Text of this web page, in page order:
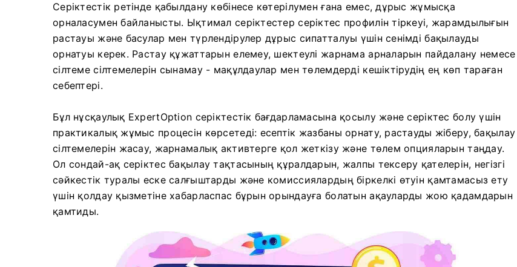
Серіктестік ретінде қабылдану көбінесе көтерілумен ғана емес, дұрыс жұмысқа
орналасумен байланысты. Ықтимал серіктестер серіктес профилін тіркеуі, жарамдылығын
растауы және басулар мен түрлендірулер дұрыс сипатталуы үшін сенімді бақылауды
орнатуы керек. Растау құжаттарын елемеу, шектеулі жарнама арналарын пайдалану немесе
сілтеме сілтемелерін сынамау - мақұлдаулар мен төлемдерді кешіктірудің ең көп тараған
себептері.
Бұл нұсқаулық ExpertOption серіктестік бағдарламасына қосылу және серіктес болу үшін
практикалық жұмыс процесін көрсетеді: есептік жазбаны орнату, растауды жіберу, бақылау
сілтемелерін жасау, жарнамалық активтерге қол жеткізу және төлем опцияларын таңдау.
Ол сондай-ақ серіктес бақылау тақтасының құралдарын, жалпы тексеру қателерін, негізгі
сәйкестік туралы еске салғыштарды және комиссиялардың біркелкі өтуін қамтамасыз ету
үшін қолдау қызметіне хабарласпас бұрын орындауға болатын ақауларды жою қадамдарын
қамтиды.